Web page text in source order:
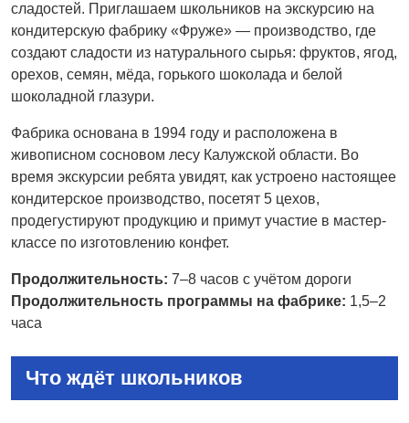
сладостей. Приглашаем школьников на экскурсию на
кондитерскую фабрику «Фруже» — производство, где
создают сладости из натурального сырья: фруктов, ягод,
орехов, семян, мёда, горького шоколада и белой
шоколадной глазури.
Фабрика основана в 1994 году и расположена в
живописном сосновом лесу Калужской области. Во
время экскурсии ребята увидят, как устроено настоящее
кондитерское производство, посетят 5 цехов,
продегустируют продукцию и примут участие в мастер-
классе по изготовлению конфет.
Продолжительность: 7–8 часов с учётом дороги
Продолжительность программы на фабрике: 1,5–2
часа
Что ждёт школьников